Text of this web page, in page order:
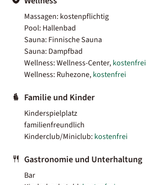
Massagen: kostenpflichtig
Pool: Hallenbad
Sauna: Finnische Sauna
Sauna: Dampfbad
Wellness: Wellness-Center,kostenfrei
Wellness: Ruhezone,kostenfrei
Familie und Kinder
Kinderspielplatz
familienfreundlich
Kinderclub/Miniclub: kostenfrei
Gastronomie und Unterhaltung
Bar